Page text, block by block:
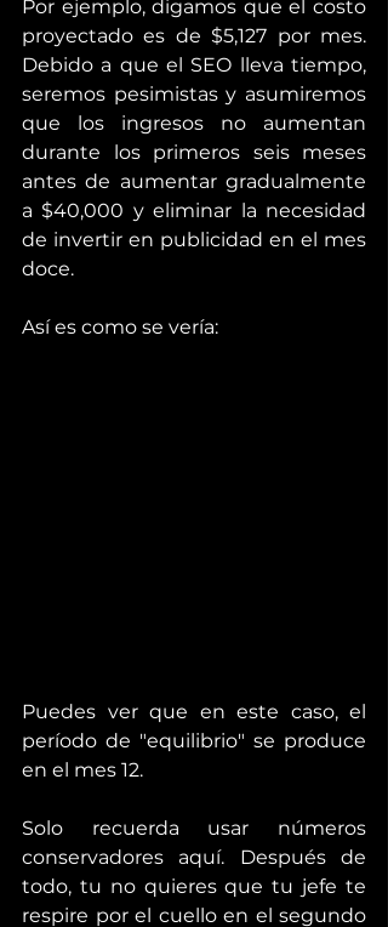
Por ejemplo, digamos que el costo
proyectado es de $5,127 por mes.
Debido a que el SEO lleva tiempo,
seremos pesimistas y asumiremos
que los ingresos no aumentan
durante los primeros seis meses
antes de aumentar gradualmente
a $40,000 y eliminar la necesidad
de invertir en publicidad en el mes
doce.
Así es como se vería:
Puedes ver que en este caso, el
período de "equilibrio" se produce
en el mes 12.
Solo recuerda usar números
conservadores aquí. Después de
todo, tu no quieres que tu jefe te
respire por el cuello en el segundo